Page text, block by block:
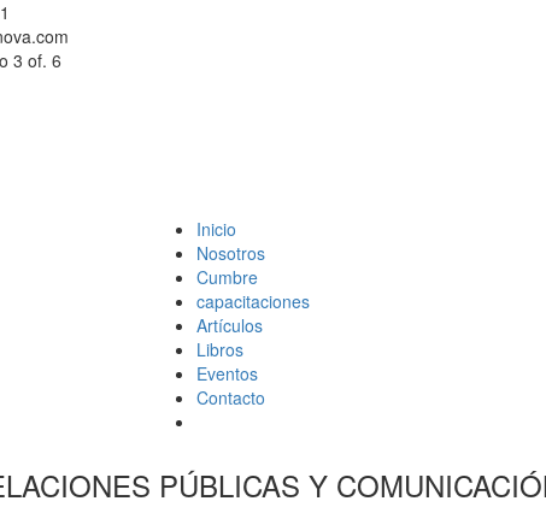
3 of. 6
Inicio
Nosotros
Cumbre
capacitaciones
Artículos
Libros
Eventos
Contacto
PÚBLICAS Y